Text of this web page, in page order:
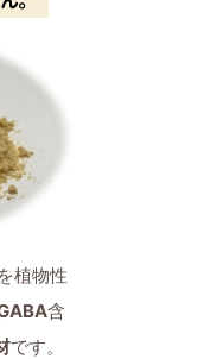
植物性
含
です。